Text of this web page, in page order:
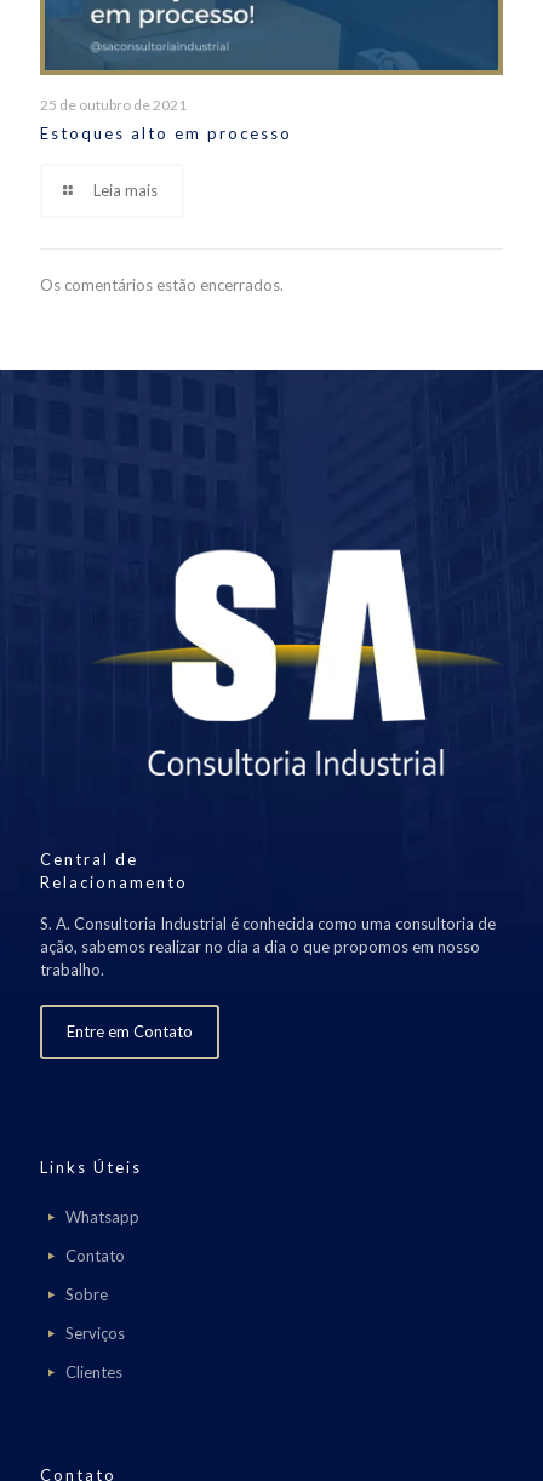
25 de outubro de 2021
Estoques alto em processo
Leia mais
Os comentários estão encerrados.
Central de
Relacionamento
S. A. Consultoria Industrial é conhecida como uma consultoria de
ação, sabemos realizar no dia a dia o que propomos em nosso
trabalho.
Entre em Contato
Links Úteis
Whatsapp
Contato
Sobre
Serviços
Clientes
Contato